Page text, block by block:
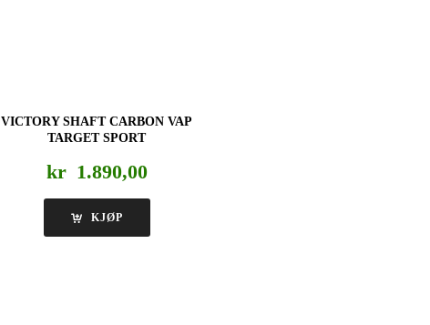
VICTORY SHAFT CARBON VAP
TARGET SPORT
kr 1.890,00
KJØP